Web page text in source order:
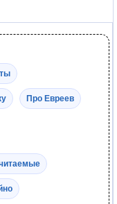
Про Евреев